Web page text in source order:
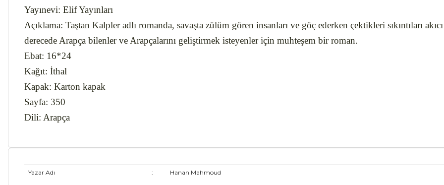
Yayınevi: Elif Yayınları
Açıklama: Taştan Kalpler adlı romanda, savaşta zülüm gören insanları ve göç ederken çektikleri sıkıntıları
derecede Arapça bilenler ve Arapçalarını geliştirmek isteyenler için muhteşem bir roman.
Ebat: 16*24
Kağıt: İthal
Kapak: Karton kapak
Sayfa: 350
Dili: Arapça
Yazar Adı : Hanan Mahmoud